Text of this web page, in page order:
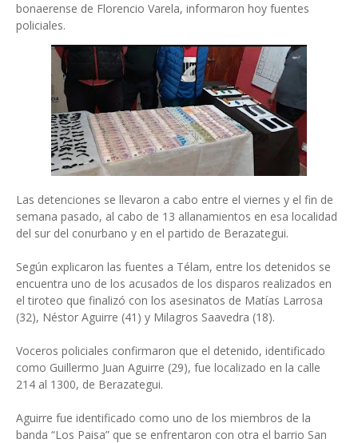
bonaerense de Florencio Varela, informaron hoy fuentes
policiales.
Las detenciones se llevaron a cabo entre el viernes y el fin de
semana pasado, al cabo de 13 allanamientos en esa localidad
del sur del conurbano y en el partido de Berazategui.
Según explicaron las fuentes a Télam, entre los detenidos se
encuentra uno de los acusados de los disparos realizados en
el tiroteo que finalizó con los asesinatos de Matías Larrosa
(32), Néstor Aguirre (41) y Milagros Saavedra (18).
Voceros policiales confirmaron que el detenido, identificado
como Guillermo Juan Aguirre (29), fue localizado en la calle
214 al 1300, de Berazategui.
Aguirre fue identificado como uno de los miembros de la
banda “Los Paisa” que se enfrentaron con otra el barrio San